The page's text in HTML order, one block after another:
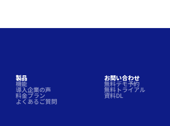
製品
機能
導入企業の声
料金プラン
よくあるご質問
お問い合わせ
無料デモ予約
無料トライアル
資料DL